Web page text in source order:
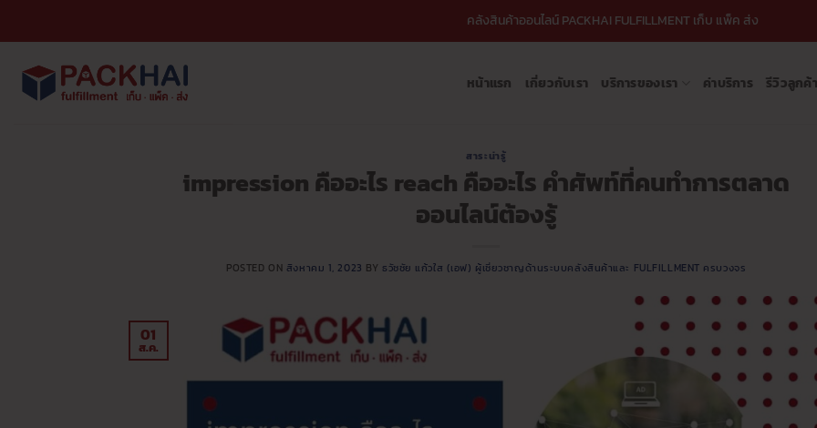
เนื้อหา
คลังสินค้าออนไลน์ PACKHAI FULFILLMENT เก็บ แพ็ค ส่ง
หน้าแรก เกี่ยวกับเรา บริการของเรา ค่าบริการ รีวิวลูกค้า
สาระน่ารู้
impression คืออะไร reach คืออะไร คำศัพท์ที่คนทำการตลาด
ออนไลน์ต้องรู้
POSTED ON สิงหาคม 1, 2023 BY ธวัชชัย แก้วใส (เอฟ) ผู้เชี่ยวชาญด้านระบบคลังสินค้าและ FULFILLMENT ครบวงจร
01
ส.ค.